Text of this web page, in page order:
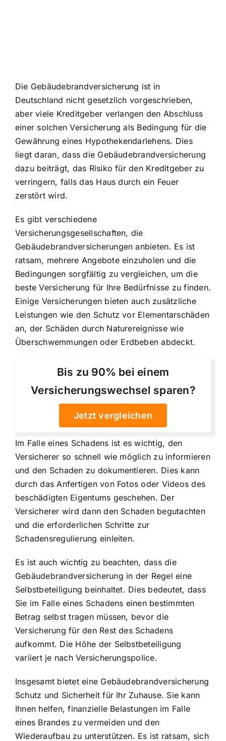
Die Gebäudebrandversicherung ist in
Deutschland nicht gesetzlich vorgeschrieben,
aber viele Kreditgeber verlangen den Abschluss
einer solchen Versicherung als Bedingung für die
Gewährung eines Hypothekendarlehens. Dies
liegt daran, dass die Gebäudebrandversicherung
dazu beiträgt, das Risiko für den Kreditgeber zu
verringern, falls das Haus durch ein Feuer
zerstört wird.
Es gibt verschiedene
Versicherungsgesellschaften, die
Gebäudebrandversicherungen anbieten. Es ist
ratsam, mehrere Angebote einzuholen und die
Bedingungen sorgfältig zu vergleichen, um die
beste Versicherung für Ihre Bedürfnisse zu finden.
Einige Versicherungen bieten auch zusätzliche
Leistungen wie den Schutz vor Elementarschäden
an, der Schäden durch Naturereignisse wie
Überschwemmungen oder Erdbeben abdeckt.
Bis zu 90% bei einem
Versicherungswechsel sparen?
Jetzt vergleichen
Im Falle eines Schadens ist es wichtig, den
Versicherer so schnell wie möglich zu informieren
und den Schaden zu dokumentieren. Dies kann
durch das Anfertigen von Fotos oder Videos des
beschädigten Eigentums geschehen. Der
Versicherer wird dann den Schaden begutachten
und die erforderlichen Schritte zur
Schadensregulierung einleiten.
Es ist auch wichtig zu beachten, dass die
Gebäudebrandversicherung in der Regel eine
Selbstbeteiligung beinhaltet. Dies bedeutet, dass
Sie im Falle eines Schadens einen bestimmten
Betrag selbst tragen müssen, bevor die
Versicherung für den Rest des Schadens
aufkommt. Die Höhe der Selbstbeteiligung
variiert je nach Versicherungspolice.
Insgesamt bietet eine Gebäudebrandversicherung
Schutz und Sicherheit für Ihr Zuhause. Sie kann
Ihnen helfen, finanzielle Belastungen im Falle
eines Brandes zu vermeiden und den
Wiederaufbau zu unterstützen. Es ist ratsam, sich